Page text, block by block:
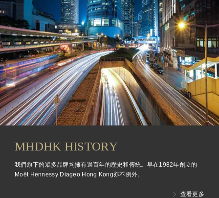
MHDHK HISTORY
我們旗下的眾多品牌均擁有過百年的歷史和傳統。早在1982年創立的
Moët Hennessy Diageo Hong Kong亦不例外。
查看更多